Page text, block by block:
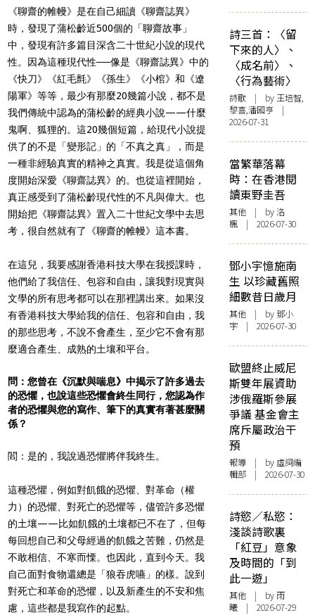
《聊齋的帷幔》是在自己細讀《聊齋誌異》
時，發現了蒲松齡近500個的「聊齋故事」
中，發現有許多篇目深含二十世紀小說的現代
性。因為這種現代性──像是《聊齋誌異》中的
《快刀》《紅毛氈》《孫生》《小棺》和《遼
陽軍》等等，最少有那麼20幾篇小說，都不是
我們傳統中認為的蒲松齡的經典小說——什麼
鬼啊、狐狸的。這20幾個短篇，給現代小說提
供了的不是「變形記」的「不真之真」，而是
一種非經驗真實的精神之真實。我是從這個角
度開始深愛《聊齋誌異》的。也從這裡開始，
真正感受到了蒲松齡現代性的不凡與偉大。也
開始把《聊齋誌異》置入二十世紀文學中去思
考，很自然就有了《聊齋的帷幔》這本書。
在這兒，我要感謝香港科技大學在我授課時，
他們給了我信任、包容和自由，讓我對現實與
文學的所有思考都可以在那裡講出來。如果沒
有香港科技大學給我的信任、包容和自由，我
的那些思考，不說不會產生，至少它不會有那
麼適合產生、成熟的土壤和平台。
問：您曾在《沉默與喘息》中揭示了許多過去
的恐懼，也說這些恐懼會終生同行，您認為作
者的恐懼與您的寫作、筆下的真實有著甚麼關
係？
閻：是的，我說過恐懼將伴我終生。
這種恐懼，例如對飢餓的恐懼、對革命（權
力）的恐懼、對死亡的恐懼等，儘管許多恐懼
的土壤——比如飢餓的土壤都已不在了，但每
每回想自己和父母經過的飢餓之苦難，仍然是
不敢相信、不寒而慄。也因此，直到今天。我
自己面對食物還總是「狼吞虎嚥」的樣。說到
對死亡和革命的恐懼，以及新產生的不安和焦
慮，這些都是我寫作的起點。
詩三首：〈留
下來的人〉、
〈成名前〉、
〈行為藝術〉
詩歌 | by 王培智,
黎喜,潘國亨 |
2026-07-31
當繁華落幕
時：在香港閱
讀東野圭吾
其他 | by洛
楓 | 2026-07-30
鄧小宇憶施南
生 以珍藏舊照
細數昔日歲月
其他 | by 鄧小
宇 | 2026-07-30
歐盟終止威尼
斯雙年展資助
涉俄羅斯參展
爭議 基金會主
席斥屬政治干
預
報導 | by 虛詞編
輯部 | 2026-07-30
詩慾／私慾：
淺談詩歌裏
「紅豆」意象
及時間的「到
此一遊」
其他 | by 雨
曦 | 2026-07-29